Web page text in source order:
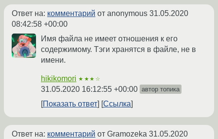
Ответ на: комментарий от anonymous 31.05.2020
08:42:58 +00:00
Имя файла не имеет отношения к его
содержимому. Тэги хранятся в файле, не в
имени.
hikikomori ★★★☆
31.05.2020 16:12:55 +00:00 автор топика
Показать ответ Ссылка
Ответ на: комментарий от Gramozeka 31.05.2020